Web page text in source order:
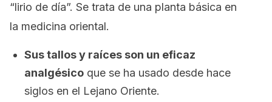
“lirio de día”. Se trata de una planta básica en
la medicina oriental.
Sus tallos y raíces son un eficaz
analgésico que se ha usado desde hace
siglos en el Lejano Oriente.